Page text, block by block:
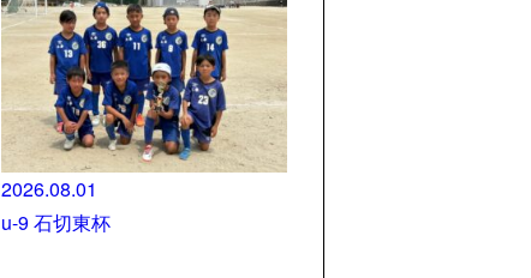
2026.08.01
u-9 石切東杯